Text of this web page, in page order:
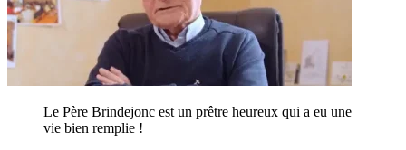
Le Père Brindejonc est un prêtre heureux qui a eu une
vie bien remplie !